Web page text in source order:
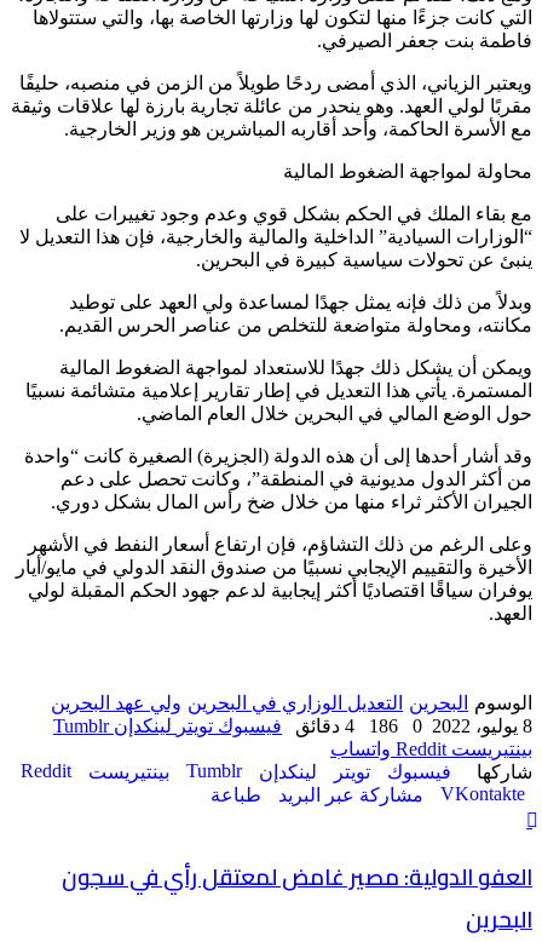
التي كانت جزءًا منها لتكون لها وزارتها الخاصة بها، والتي ستتولاها
فاطمة بنت جعفر الصيرفي.
ويعتبر الزياني، الذي أمضى ردحًا طويلاً من الزمن في منصبه، حليفًا
مقربًا لولي العهد. وهو ينحدر من عائلة تجارية بارزة لها علاقات وثيقة
مع الأسرة الحاكمة، وأحد أقاربه المباشرين هو وزير الخارجية.
محاولة لمواجهة الضغوط المالية
مع بقاء الملك في الحكم بشكل قوي وعدم وجود تغييرات على
“الوزارات السيادية” الداخلية والمالية والخارجية، فإن هذا التعديل لا
ينبئ عن تحولات سياسية كبيرة في البحرين.
وبدلاً من ذلك فإنه يمثل جهدًا لمساعدة ولي العهد على توطيد
مكانته، ومحاولة متواضعة للتخلص من عناصر الحرس القديم.
ويمكن أن يشكل ذلك جهدًا للاستعداد لمواجهة الضغوط المالية
المستمرة. يأتي هذا التعديل في إطار تقارير إعلامية متشائمة نسبيًا
حول الوضع المالي في البحرين خلال العام الماضي.
وقد أشار أحدها إلى أن هذه الدولة (الجزيرة) الصغيرة كانت “واحدة
من أكثر الدول مديونية في المنطقة”، وكانت تحصل على دعم
الجيران الأكثر ثراء منها من خلال ضخ رأس المال بشكل دوري.
وعلى الرغم من ذلك التشاؤم، فإن ارتفاع أسعار النفط في الأشهر
الأخيرة والتقييم الإيجابي نسبيًا من صندوق النقد الدولي في مايو/أيار
يوفران سياقًا اقتصاديًا أكثر إيجابية لدعم جهود الحكم المقبلة لولي
العهد.
الوسوم البحرين التعديل الوزاري في البحرين ولي عهد البحرين
8 يوليو، 2022
0 4 دقائق فيسبوك تويتر لينكدإن
بينتيريست
واتساب
شاركها
فيسبوك تويتر لينكدإن بينتيريست
مشاركة عبر البريد طباعة
العفو الدولية: مصير غامض لمعتقل رأي في سجون
البحرين